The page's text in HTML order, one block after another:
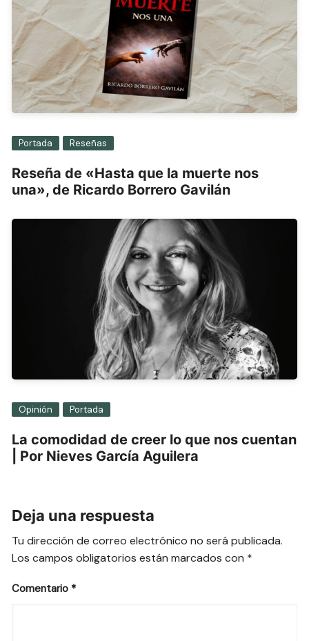
Portada Reseñas
Reseña de «Hasta que la muerte nos
una», de Ricardo Borrero Gavilán
Opinión Portada
La comodidad de creer lo que nos cuentan
| Por Nieves García Aguilera
Deja una respuesta
Tu dirección de correo electrónico no será publicada.
Los campos obligatorios están marcados con *
Comentario *